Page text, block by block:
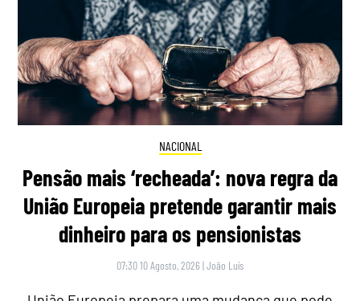
NACIONAL
Pensão mais ‘recheada’: nova regra da
União Europeia pretende garantir mais
dinheiro para os pensionistas
07:30 10 Agosto, 2026 |João Luís